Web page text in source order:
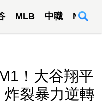
MLB 中職 NBA
！大谷翔平
裂暴力逆轉